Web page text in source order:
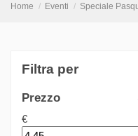
Home Eventi Speciale
Filtra per
Prezzo
€